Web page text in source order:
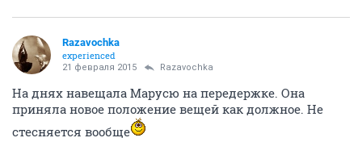
Razavochka
experienced
21 февраля 2015 Razavochka
На днях навещала Марусю на передержке. Она
приняла новое положение вещей как должное. Не
стесняется вообще